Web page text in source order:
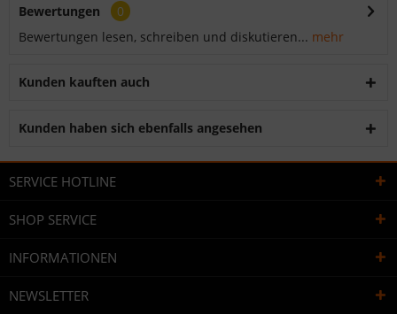
Bewertungen
0
Bewertungen lesen, schreiben und diskutieren... mehr
Kunden kauften auch
Kunden haben sich ebenfalls angesehen
SERVICE HOTLINE
SHOP SERVICE
INFORMATIONEN
NEWSLETTER